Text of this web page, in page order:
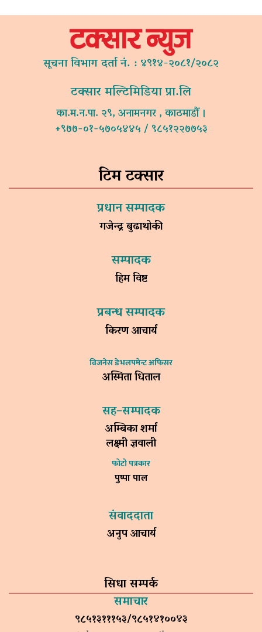
सूचना विभाग दर्ता नं. : ४९१४-२०८१/२०८२
टक्सार मल्टिमिडिया प्रा.लि
का.म.न.पा. २९, अनामनगर , काठमाडौं ।
+९७७-०१-५७०५४४५ / ९८५१२२७७५३
टिम टक्सार
प्रधान सम्पादक
गजेन्द्र बुढाथोकी
सम्पादक
हिम विष्ट
प्रबन्ध सम्पादक
किरण आचार्य
विजनेस डेभलपमेन्ट अफिसर
अस्मिता धिताल
सह–सम्पादक
अम्बिका शर्मा
लक्ष्मी ज्ञवाली
फोटो पत्रकार
पुष्पा पाल
संवाददाता
अनुप आचार्य
सिधा सम्पर्क
समाचार
९८५१३१११५३/९८५१४१००४३